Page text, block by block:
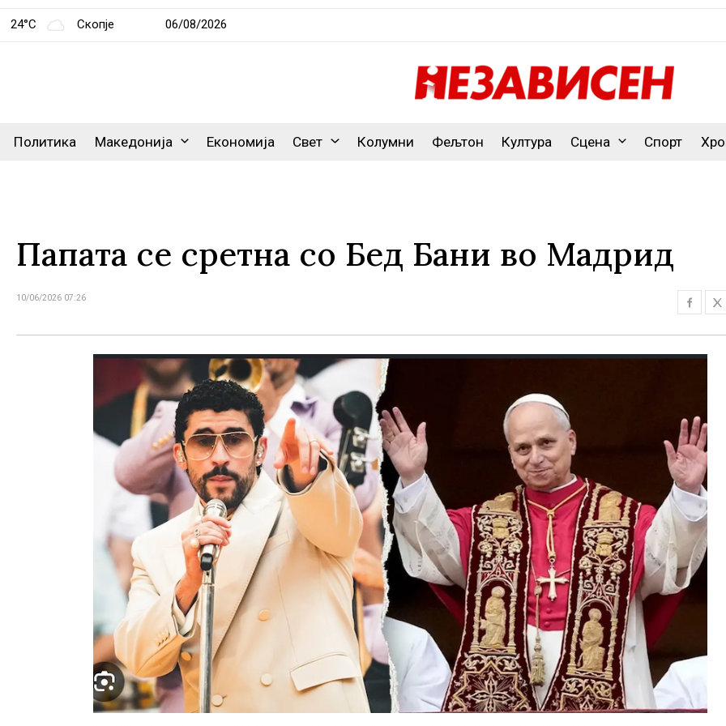
24°C Скопје 06/08/2026
Политика Македонија Економија Свет Колумни Фељтон Култура Сцена Спорт
Папата се сретна со Бед Бани во Мадрид
10/06/2026 07:26